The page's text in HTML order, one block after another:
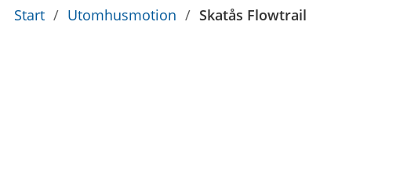
Du
Start / Utomhusmotion / Skatås Flowtrail